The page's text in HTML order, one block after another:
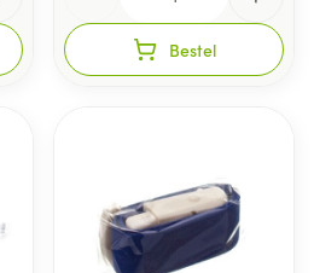
Bestel